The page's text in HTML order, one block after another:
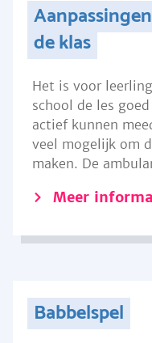
de klas
Het is voor
school de les
actief kunnen
veel mogelijk om
maken. De
Meer
Babbelspel